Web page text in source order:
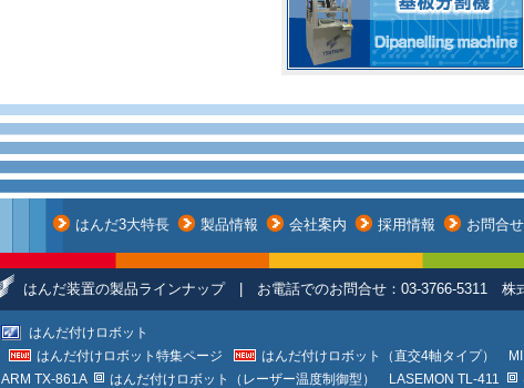
はんだ3大特長 製品情報 会社案内 採用情報 お問合せ
はんだ装置の製品ラインナップ | お電話でのお問合せ：03-3766-5311 株
はんだ付けロボット
はんだ付けロボット特集ページ
はんだ付けロボット（直交4軸タイプ）
ARM TX-861A
はんだ付けロボット（レーザー温度制御型） LASEMON TL-411